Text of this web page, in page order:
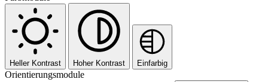
Heller Kontrast Hoher Kontrast Einfarbig
Orientierungsmodule